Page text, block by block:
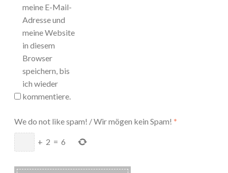
meine E-Mail-
Adresse und
meine Website
in diesem
Browser
speichern, bis
ich wieder
kommentiere.
We do not like spam! / Wir mögen kein Spam! *
+ 2 = 6